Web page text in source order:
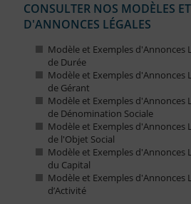
CONSULTER NOS MODÈLES
D'ANNONCES LÉGALES
Modèle et Exemples d'Annonces
de Durée
Modèle et Exemples d'Annonces
de Gérant
Modèle et Exemples d'Annonces
de Dénomination Sociale
Modèle et Exemples d'Annonces
de l'Objet Social
Modèle et Exemples d'Annonces
du Capital
Modèle et Exemples d'Annonces
d’Activité